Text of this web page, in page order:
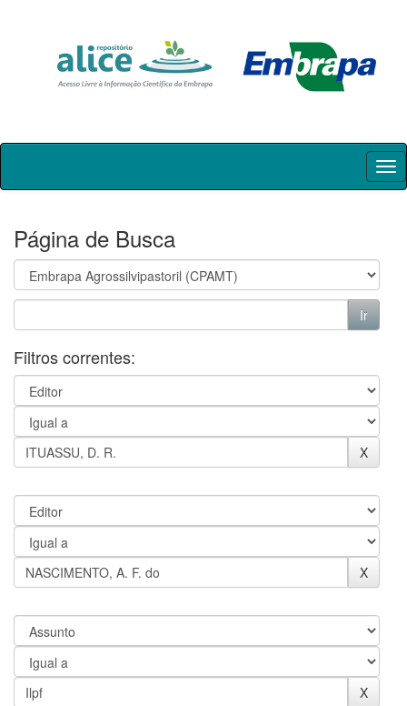
Skip
Página de Busca
Filtros correntes: